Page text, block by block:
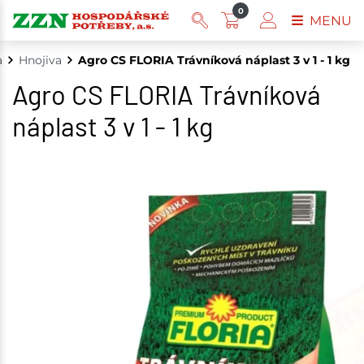
Hnojiva Agro CS FLORIA Trávníková náplast 3 v 1 - 1 kg
Agro CS FLORIA Trávníková
náplast 3 v 1 - 1 kg
0
MENU